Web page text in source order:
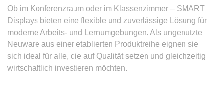
Ob im Konferenzraum oder im Klassenzimmer – SMART
Displays bieten eine flexible und zuverlässige Lösung für
moderne Arbeits- und Lernumgebungen. Als ungenutzte
Neuware aus einer etablierten Produktreihe eignen sie
sich ideal für alle, die auf Qualität setzen und gleichzeitig
wirtschaftlich investieren möchten.